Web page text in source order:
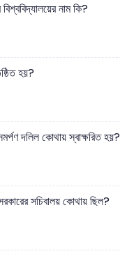
নাম কি?
হয়?
দলিল কোথায় স্বাক্ষরিত হয়?
সচিবালয় কোথায় ছিল?